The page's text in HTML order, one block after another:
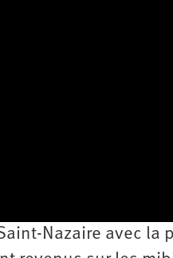
Nazaire avec la